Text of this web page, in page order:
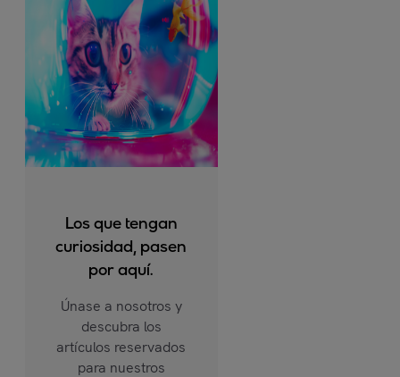
Los que tengan
curiosidad, pasen
por aquí.
Únase a nosotros y
descubra los
artículos reservados
para nuestros